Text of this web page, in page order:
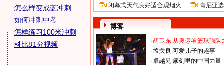
怎么样变成蓝冲刺
如何冲刺中考
怎样练习100米冲刺
科比81分视频
闭幕式天气良好适合观烟火
肯尼亚
博客
·胡卫东 从奥运看篮球强队
·孟关良 可爱儿子的趣事
·卓越兄 篆刻里的中国力量